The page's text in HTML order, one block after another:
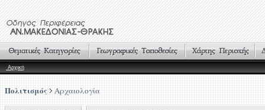
Αρχική
Πολιτισμός Αρχαιολογία